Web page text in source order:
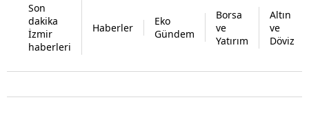
Son
dakika
İzmir
haberleri
Haberler
Eko
Gündem
Borsa
ve
Yatırım
Altın
ve
Döviz